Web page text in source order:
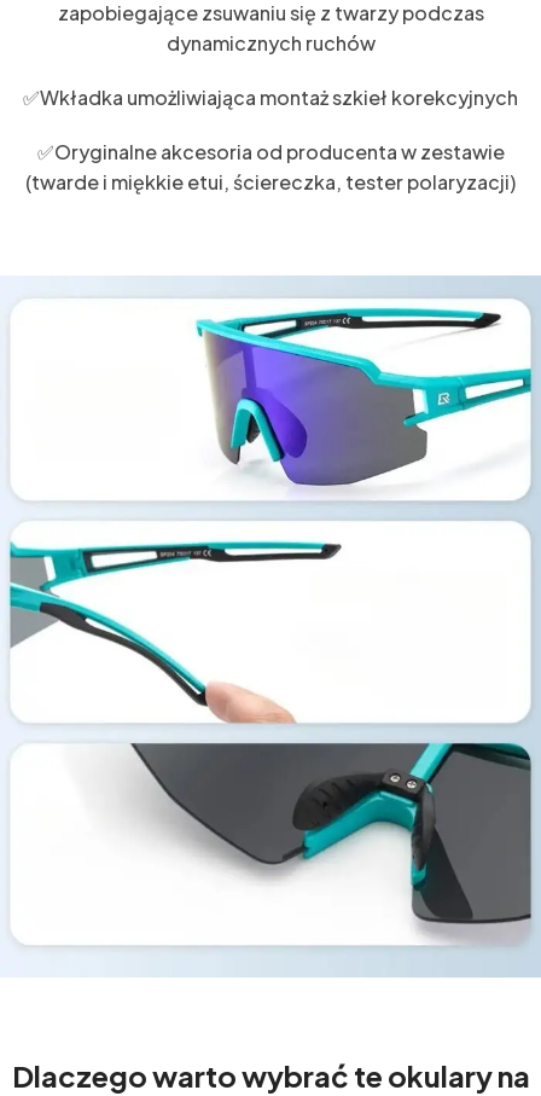
zapobiegające zsuwaniu się z twarzy podczas
dynamicznych ruchów
✅Wkładka umożliwiająca montaż szkieł korekcyjnych
✅Oryginalne akcesoria od producenta w zestawie
(twarde i miękkie etui, ściereczka, tester polaryzacji)
Dlaczego warto wybrać te okulary na